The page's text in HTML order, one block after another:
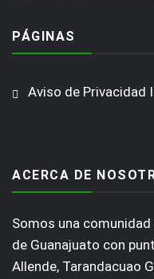
PÁGINAS
Aviso de Privacidad
ACERCA DE
Somos una
de Guanajuato con
Allende, Tarandacuao